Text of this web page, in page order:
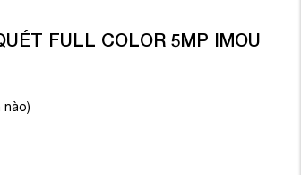
FULL COLOR 5MP IMOU
nào)